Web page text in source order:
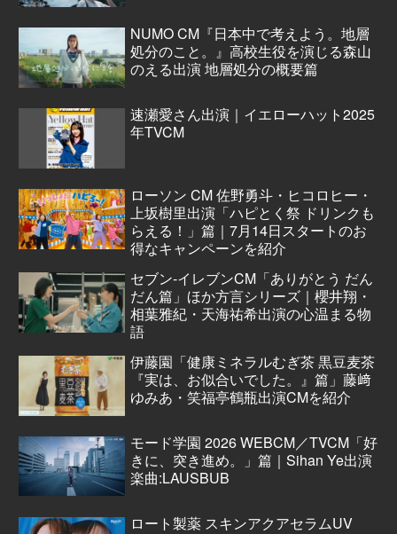
NUMO CM『日本中で考えよう。地層
処分のこと。』高校生役を演じる森山
のえる出演 地層処分の概要篇
速瀬愛さん出演｜イエローハット2025
年TVCM
ローソン CM 佐野勇斗・ヒコロヒー・
上坂樹里出演「ハピとく祭 ドリンクも
らえる！」篇｜7月14日スタートのお
得なキャンペーンを紹介
セブン‐イレブンCM「ありがとう だん
だん篇」ほか方言シリーズ｜櫻井翔・
相葉雅紀・天海祐希出演の心温まる物
語
伊藤園「健康ミネラルむぎ茶 黒豆麦茶
『実は、お似合いでした。』篇」藤﨑
ゆみあ・笑福亭鶴瓶出演CMを紹介
モード学園 2026 WEBCM／TVCM「好
きに、突き進め。」篇｜Sihan Ye出演
楽曲:LAUSBUB
ロート製薬 スキンアクアセラムUV